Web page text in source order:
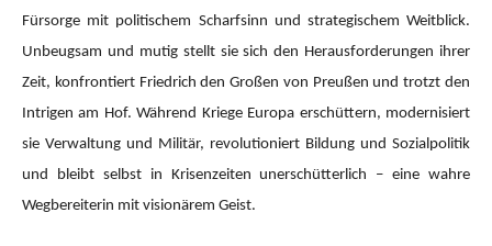
Fürsorge mit politischem Scharfsinn und strategischem Weitblick.
Unbeugsam und mutig stellt sie sich den Herausforderungen ihrer
Zeit, konfrontiert Friedrich den Großen von Preußen und trotzt den
Intrigen am Hof. Während Kriege Europa erschüttern, modernisiert
sie Verwaltung und Militär, revolutioniert Bildung und Sozialpolitik
und bleibt selbst in Krisenzeiten unerschütterlich – eine wahre
Wegbereiterin mit visionärem Geist.